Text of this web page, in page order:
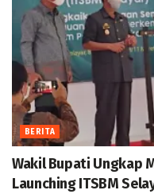
BERITA
Wakil Bupati Ungkap
Launching ITSBM